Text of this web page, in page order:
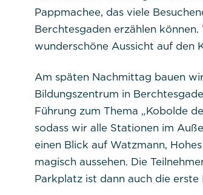
Pappmachee, das viele
Berchtesgaden erzählen
wunderschöne Aussicht auf den
Am späten Nachmittag bauen
Bildungszentrum in
Führung zum Thema „Kobolde
sodass wir alle Stationen im
einen Blick auf Watzmann,
magisch aussehen. Die
Parkplatz ist dann auch die
Titel: